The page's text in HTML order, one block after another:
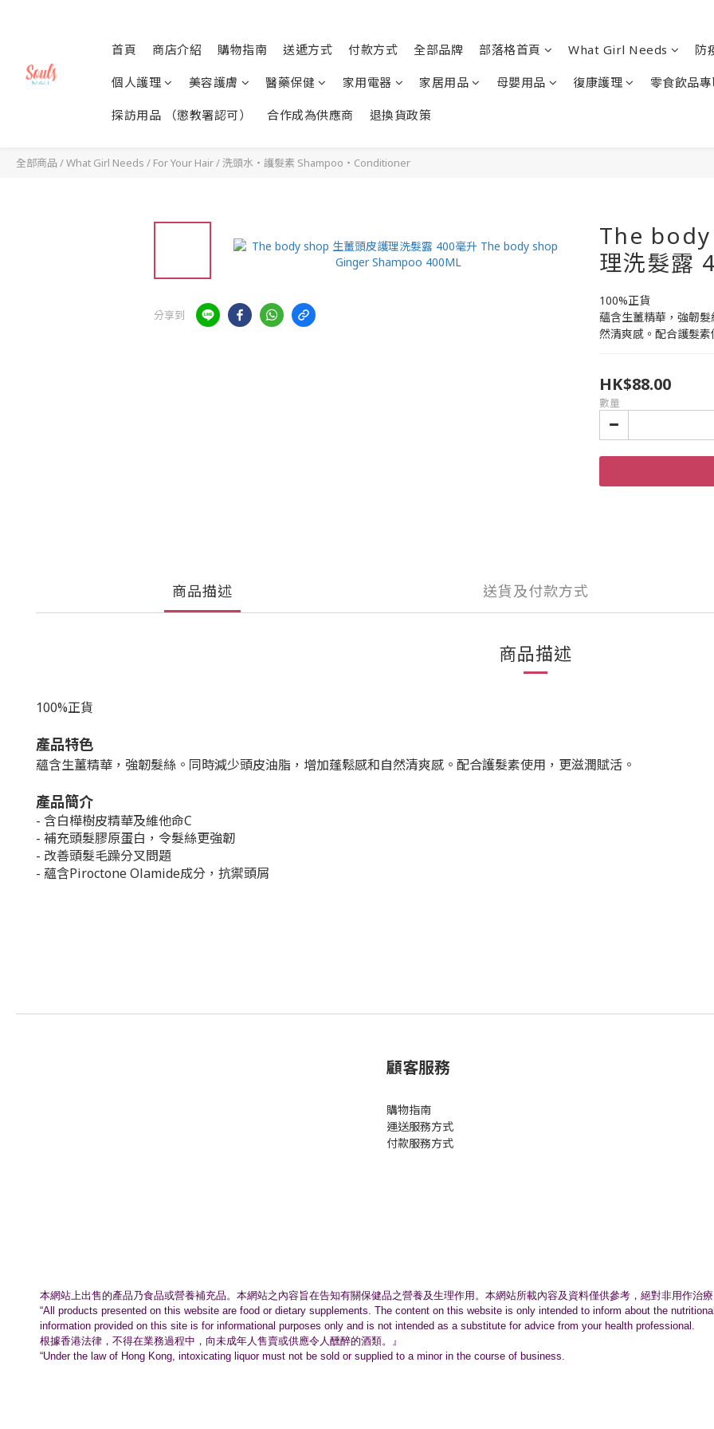
首頁 商店介紹 購物指南 送遞方式 付款方式 全部品牌 部落格首頁 What Girl Needs 防
個人護理 美容護膚 醫藥保健 家用電器 家居用品 母嬰用品 復康護理 零食飲品
探訪用品 （懲教署認可） 合作成為供應商 退換貨政策
全部商品 /What Girl Needs / For Your Hair/洗頭水・護髮素 Shampoo・Conditioner
分享到
The body
理洗髮露
100%正貨
蘊含生薑精華，強韌
然清爽感。配合護髮
HK$88.00
數量
商品描述 送貨及付款方式
商品描述
100%正貨
產品特色
蘊含生薑精華，強韌髮絲。同時減少頭皮油脂，增加蓬鬆感和自然清爽感。配合護髮素使用，更滋潤賦活。
產品簡介
- 含白樺樹皮精華及維他命C
- 補充頭髮膠原蛋白，令髮絲更強韌
- 改善頭髮毛躁分叉問題
- 蘊含Piroctone Olamide成分，抗禦頭屑
顧客服務
購物指南
運送服務方式
付款服務方式
本網站上出售的產品乃食品或營養補充品。 本網站之內容旨在告知有關保健品之營養及生理作用。 本網站所載內容及資料僅供參考，絕對非用作治
“All products presented on this website are food or dietary supplements. The content on this website is only intended to inform about the
information provided on this site is for informational purposes only and is not intended as a substitute for advice from your health professional.
根據香港法律，不得在業務過程中， 向未成年人售賣或供應令人醺醉的酒類。』
“Under the law of Hong Kong, intoxicating liquor must not be sold or supplied to a minor in the course of business.